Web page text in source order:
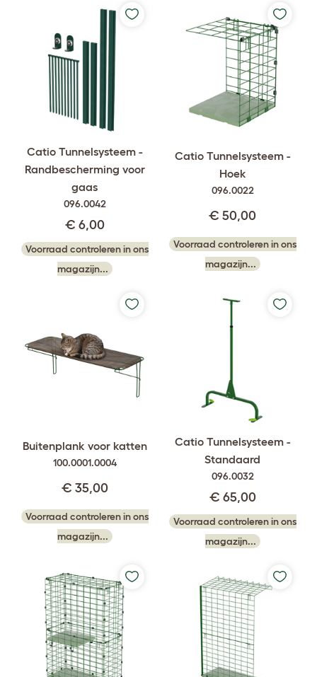
Catio Tunnelsysteem -
Randbescherming voor
gaas
096.0042
€ 6,00
Voorraad controleren in ons
magazijn...
Catio Tunnelsysteem -
Hoek
096.0022
€ 50,00
Voorraad controleren in ons
magazijn...
Buitenplank voor katten
100.0001.0004
€ 35,00
Voorraad controleren in ons
magazijn...
Catio Tunnelsysteem -
Standaard
096.0032
€ 65,00
Voorraad controleren in ons
magazijn...